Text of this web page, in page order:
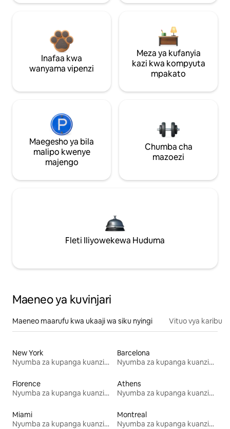
Inafaa kwa
wanyama vipenzi
Meza ya kufanyia
kazi kwa kompyuta
mpakato
Maegesho ya bila
malipo kwenye
majengo
Chumba cha
mazoezi
Fleti Iliyowekewa Huduma
Maeneo ya kuvinjari
Maeneo maarufu kwa ukaaji wa siku nyingi Vituo vya karibu
New York
Nyumba za kupanga kuanzia mwezi mmoja
Barcelona
Nyumba za kupanga kuanzia mwezi mmoja
Florence
Nyumba za kupanga kuanzia mwezi mmoja
Athens
Nyumba za kupanga kuanzia mwezi mmoja
Miami
Nyumba za kupanga kuanzia mwezi mmoja
Montreal
Nyumba za kupanga kuanzia mwezi mmoja